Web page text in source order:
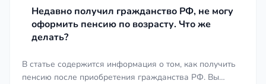
спора, объёма документов и необходимости
судебного разбирательства. Устная консультация
и анализ ситуации стоят дешевле, чем полное
участием в заседаниях. Отдельно может
оплачиваться сбор архивных справок и
Недавно получил гражданство РФ, не могу
оформить пенсию по возрасту. Что же
делать?
В статье содержится информация о том, как получить
пенсию после приобретения гражданства РФ. Вы